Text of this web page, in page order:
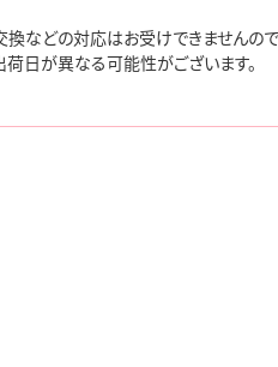
などの対応はお受けできませんので
日が異なる可能性がございます。